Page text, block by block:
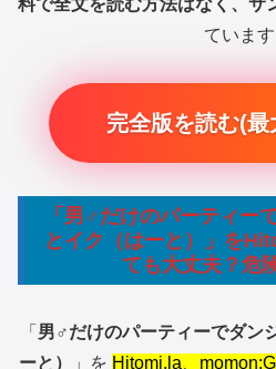
ています
完全版を読む(最
「男♂だけのパーティー
とイク（はーと）」を
ても大丈夫？危
「 男♂だけのパーティーでダン
ーと）
」を Hitomi.la、